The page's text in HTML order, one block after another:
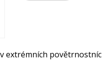
extrémních